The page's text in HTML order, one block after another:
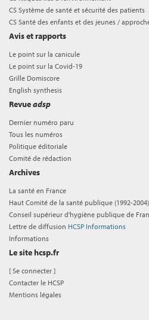
CS Système de santé et sécurité des patients
CS Santé des enfants et des jeunes /
Avis et rapports
Le point sur la canicule
Le point sur la Covid-19
Grille Domiscore
English synthesis
Revueadsp
Dernier numéro paru
Tous les numéros
Politique éditoriale
Comité de rédaction
Archives
La santé en France
Haut Comité de la santé publique (1992-2004)
Conseil supérieur d'hygiène publique de
Lettre de diffusion HCSP Informations
Informations
Le site hcsp.fr
[Se connecter ]
Contacter le HCSP
Mentions légales